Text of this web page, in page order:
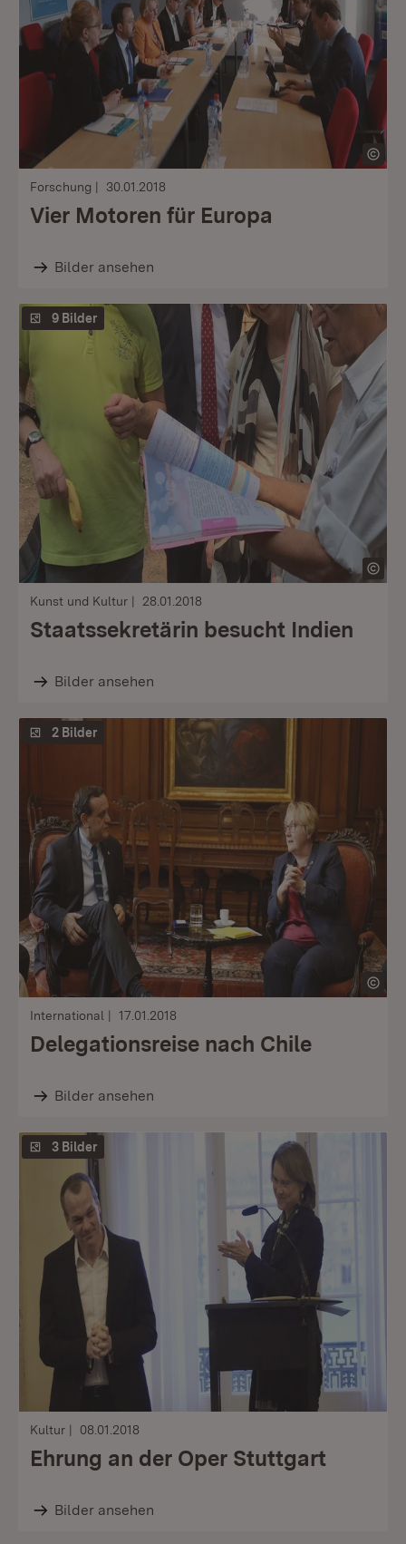
Forschung 30.01.2018
Vier Motoren für Europa
Bilder ansehen
9 Bilder
Kunst und Kultur 28.01.2018
Staatssekretärin besucht Indien
Bilder ansehen
2 Bilder
International 17.01.2018
Delegationsreise nach Chile
Bilder ansehen
3 Bilder
Kultur 08.01.2018
Ehrung an der Oper Stuttgart
Bilder ansehen